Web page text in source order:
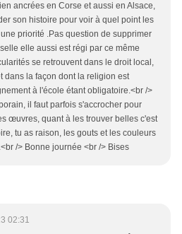
ancrées en Corse et aussi en Alsace,
son histoire pour voir à quel point les
priorité .Pas question de supprimer
elle aussi est régi par ce même
se retrouvent dans le droit local,
dans la façon dont la religion est
à l'école étant obligatoire.<br />
il faut parfois s'accrocher pour
œuvres, quant à les trouver belles c'est
tu as raison, les gouts et les couleurs
/> Bonne journée <br /> Bises
02:31